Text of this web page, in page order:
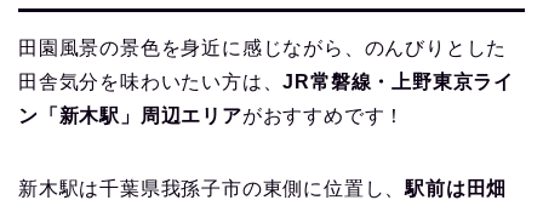
田園風景の景色を身近に感じながら、のんびりとした
田舎気分を味わいたい方は、JR常磐線・上野東京ライ
ン「新木駅」周辺エリアがおすすめです！
新木駅は千葉県我孫子市の東側に位置し、駅前は田畑